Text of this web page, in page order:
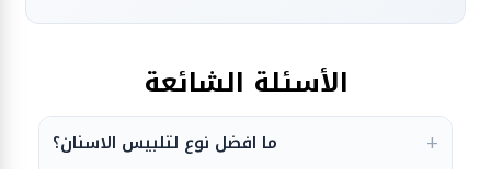
الأسئلة الشائعة
ما افضل نوع لتلبيس الاسنان؟